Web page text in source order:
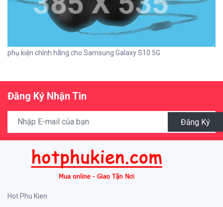
phụ kiện chính hãng cho Samsung Galaxy S10 5G
Đăng Ký Nhận Tin
Đăng Ký
Hot Phu Kien